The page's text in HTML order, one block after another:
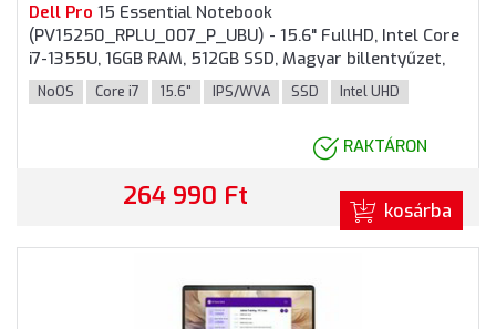
Dell Pro 15 Essential Notebook
(PV15250_RPLU_007_P_UBU) - 15.6" FullHD, Intel Core
i7-1355U, 16GB RAM, 512GB SSD, Magyar billentyűzet,
Operációs rendszer nélkül, 3 év garancia, Fekete
színben
NoOS Core i7 15.6" IPS/WVA SSD Intel UHD
RAKTÁRON
264 990 Ft kosárba